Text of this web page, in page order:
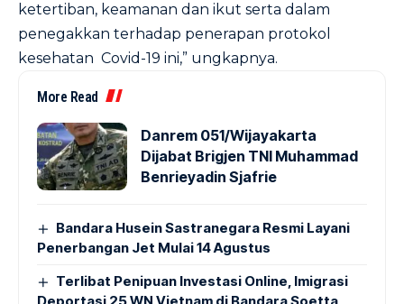
ketertiban, keamanan dan ikut serta dalam
penegakkan terhadap penerapan protokol
kesehatan Covid-19 ini,” ungkapnya.
More Read
Danrem 051/Wijayakarta
Dijabat Brigjen TNI Muhammad
Benrieyadin Sjafrie
Bandara Husein Sastranegara Resmi Layani
Penerbangan Jet Mulai 14 Agustus
Terlibat Penipuan Investasi Online, Imigrasi